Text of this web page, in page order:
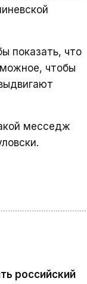
показать, что
чтобы
месседж
российский